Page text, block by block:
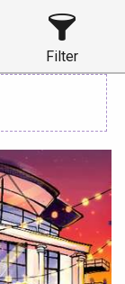
Filter